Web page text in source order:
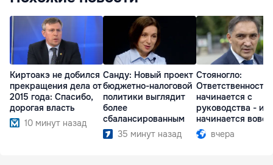
Киртоакэ не добился
прекращения дела от
2015 года: Спасибо,
дорогая власть
10 минут назад
Санду: Новый проект
бюджетно-налоговой
политики выглядит
более
сбалансированным
35 минут назад
Стояногло:
Ответственность
начинается с
руководства -
начинается вовсе
вчера